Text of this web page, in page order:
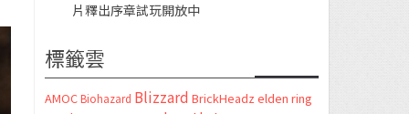
片釋出序章試玩開放中
標籤雲
AMOC Biohazard Blizzard BrickHeadz elden ring